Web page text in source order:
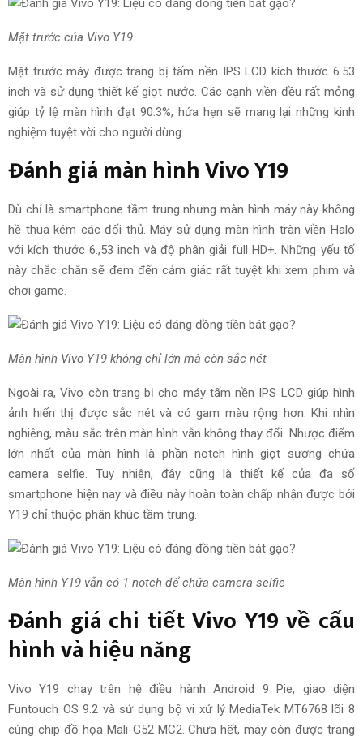
Mặt trước của Vivo Y19
Mặt trước máy được trang bị tấm nền IPS LCD kích thước 6.53
inch và sử dụng thiết kế giọt nước. Các cạnh viền đều rất mỏng
giúp tỷ lệmàn hình đạt 90.3%, hứa hẹn sẽ mang lại những kinh
nghiệm tuyệt vời cho người dùng.
Đánh giá màn hình Vivo Y19
Dù chỉ là smartphone tầm trung nhưng màn hình máy này không
hề thua kém các đối thủ. Máy sử dụng màn hình tràn viền Halo
với kích thước 6.,53 inch và độ phân giải full HD+. Những yếu tố
này chắc chắn sẽ đem đến cảm giác rất tuyệt khi xem phim và
chơi game.
Màn hình Vivo Y19 không chỉ lớn mà còn sắc nét
Ngoài ra, Vivo còn trang bị cho máy tấm nền IPS LCD giúp hình
ảnh hiển thị được sắc nét và có gam màu rộng hơn. Khi nhìn
nghiêng, màu sắc trên màn hình vẫn không thay đổi. Nhược điểm
lớn nhất của màn hình là phần notch hình giọt sương chứa
camera selfie. Tuy nhiên, đây cũng là thiết kế của đa số
smartphone hiện nay và điều này hoàn toàn chấp nhận được bởi
Y19 chỉ thuộc phân khúc tầm trung.
Màn hình Y19 vẫn có 1 notch để chứa camera selfie
Đánh giá chi tiết Vivo Y19 về cấu
hình và hiệu năng
Vivo Y19 chạy trên hệ điều hành Android 9 Pie, giao diện
Funtouch OS 9.2 và sử dụng bộ vi xử lý MediaTek MT6768 lõi 8
cùng chip đồ họa Mali-G52 MC2. Chưa hết, máy còn được trang